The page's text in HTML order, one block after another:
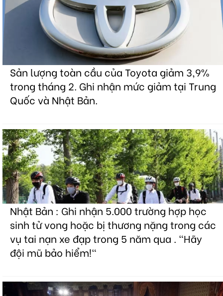
Sản lượng toàn cầu của Toyota giảm 3,9%
trong tháng 2. Ghi nhận mức giảm tại Trung
Quốc và Nhật Bản.
Nhật Bản : Ghi nhận 5.000 trường hợp học
sinh tử vong hoặc bị thương nặng trong các
vụ tai nạn xe đạp trong 5 năm qua . "Hãy
đội mũ bảo hiểm!"